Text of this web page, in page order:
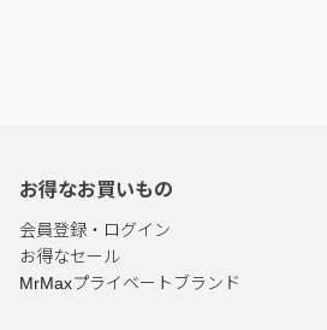
お得なお買いもの
会員登録・ログイン
お得なセール
MrMaxプライベートブランド